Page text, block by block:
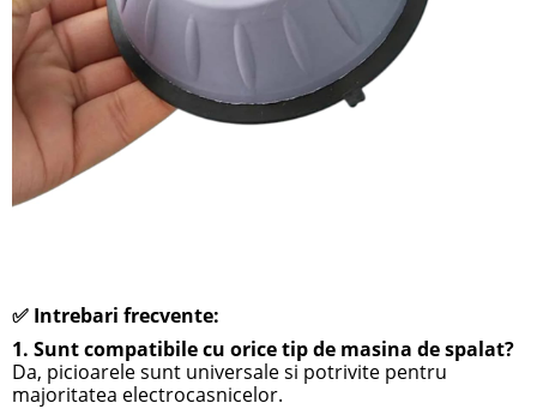
✅ Intrebari frecvente:
1. Sunt compatibile cu orice tip de masina de spalat?
Da, picioarelesunt universale si potrivite pentru
majoritatea electrocasnicelor.